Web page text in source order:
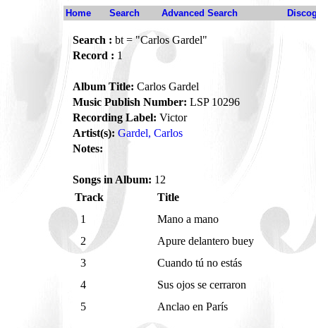
Home Search Advanced Search
Search : bt = "Carlos Gardel"
Record : 1
Album Title: Carlos Gardel
Music Publish Number: LSP 10296
Recording Label: Victor
Artist(s): Gardel, Carlos
Notes:
Songs in Album: 12
Track
Title
1
Mano a mano
2
Apure delantero buey
3
Cuando tú no estás
4
Sus ojos se cerraron
5
Anclao en París